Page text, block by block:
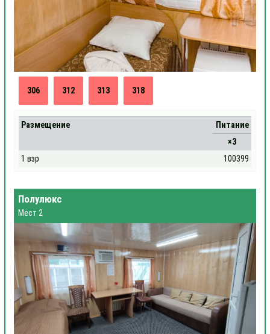
306 312 313 318
Размещение
Питание
×3
1 взр
100399
Полулюкс
Мест 2